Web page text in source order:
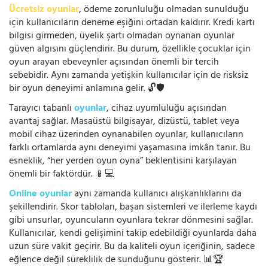
Ücretsiz oyunlar, ödeme zorunluluğu olmadan sunulduğu
için kullanıcıların deneme eşiğini ortadan kaldırır. Kredi kartı
bilgisi girmeden, üyelik şartı olmadan oynanan oyunlar
güven algısını güçlendirir. Bu durum, özellikle çocuklar için
oyun arayan ebeveynler açısından önemli bir tercih
sebebidir. Aynı zamanda yetişkin kullanıcılar için de risksiz
bir oyun deneyimi anlamına gelir. 🔓🛡️
Tarayıcı tabanlıoyunlar, cihaz uyumluluğu açısından
avantaj sağlar. Masaüstü bilgisayar, dizüstü, tablet veya
mobil cihaz üzerinden oynanabilen oyunlar, kullanıcıların
farklı ortamlarda aynı deneyimi yaşamasına imkân tanır. Bu
esneklik, “her yerden oyun oyna” beklentisini karşılayan
önemli bir faktördür. 📱💻
Online oyunlaraynı zamanda kullanıcı alışkanlıklarını da
şekillendirir. Skor tabloları, başarı sistemleri ve ilerleme kaydı
gibi unsurlar, oyuncuların oyunlara tekrar dönmesini sağlar.
Kullanıcılar, kendi gelişimini takip edebildiği oyunlarda daha
uzun süre vakit geçirir. Bu da kaliteli oyun içeriğinin, sadece
eğlence değil süreklilik de sunduğunu gösterir. 📊🏆